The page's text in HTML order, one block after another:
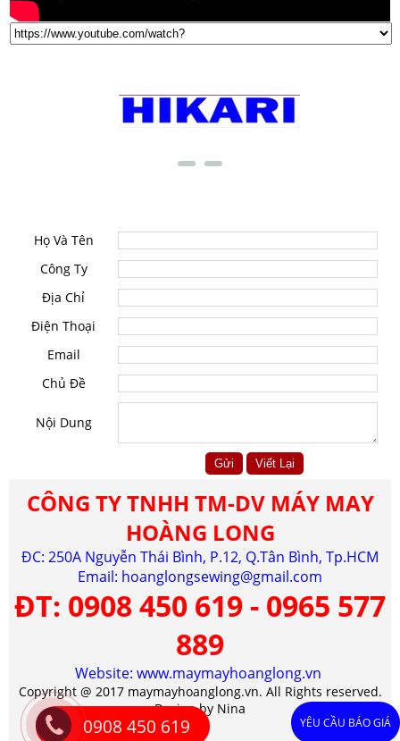
Họ Và Tên
Công Ty
Địa Chỉ
Điện Thoại
Email
Chủ Đề
Nội Dung
CÔNG TY TNHH TM-DV MÁY MAY
HOÀNG LONG
ĐC: 250A Nguyễn Thái Bình, P.12, Q.Tân Bình, Tp.HCM
Email: hoanglongsewing@gmail.com
ĐT: 0908 450 619 - 0965 577
889
Website: www.maymayhoanglong.vn
Copyright @ 2017 maymayhoanglong.vn. All Rights reserved.
Design by Nina
0908 450 619 YÊU CẦU BÁO GIÁ